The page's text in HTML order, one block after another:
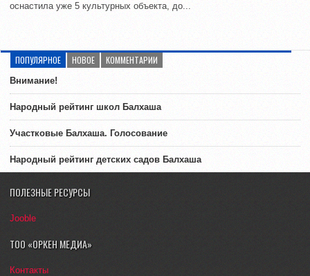
оснастила уже 5 культурных объекта, до...
ПОПУЛЯРНОЕ НОВОЕ КОММЕНТАРИИ
Внимание!
Народный рейтинг школ Балхаша
Участковые Балхаша. Голосование
Народный рейтинг детских садов Балхаша
ПОЛЕЗНЫЕ РЕСУРСЫ
Jooble
ТОО «ОРКЕН МЕДИА»
Контакты